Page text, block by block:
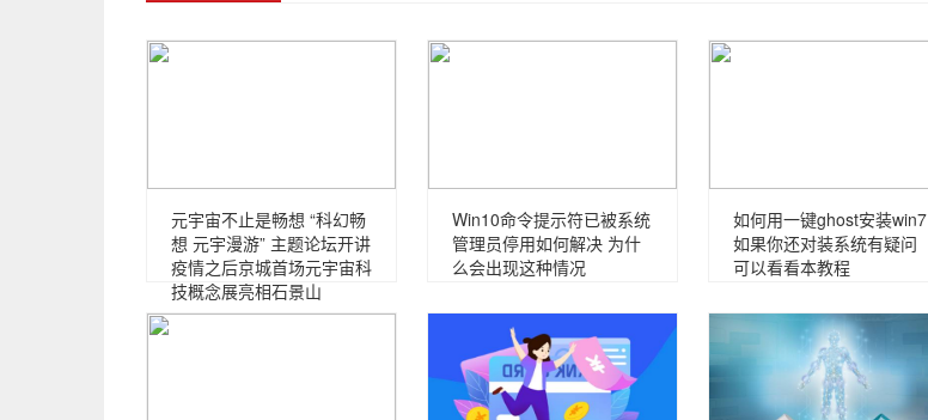
元宇宙不止是畅想 “科幻畅
想 元宇漫游” 主题论坛开讲
疫情之后京城首场元宇宙科
技概念展亮相石景山
Win10命令提示符已被系统
管理员停用如何解决 为什
么会出现这种情况
如何用一键ghost安装win7
如果你还对装系统有疑问
可以看看本教程